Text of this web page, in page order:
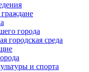
города
городская среда
и спорта